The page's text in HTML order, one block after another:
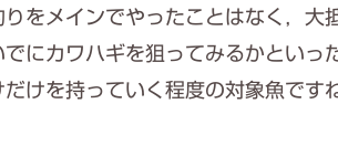
をメインでやったことはなく，大
にカワハギを狙ってみるかといっ
けを持っていく程度の対象魚です